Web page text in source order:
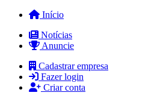
Início
Notícias
Anuncie
Cadastrar empresa
Fazer login
Criar conta